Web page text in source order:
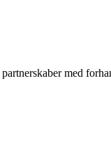
med